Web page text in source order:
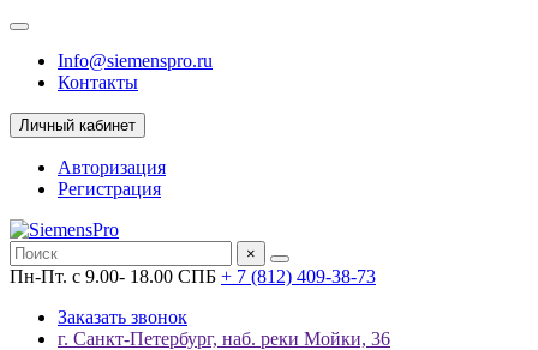
Info@siemenspro.ru
Контакты
Личный кабинет
Авторизация
Регистрация
×
Пн-Пт. с 9.00- 18.00 СПБ + 7 (812) 409-38-73
Заказать звонок
г. Санкт-Петербург, наб. реки Мойки, 36